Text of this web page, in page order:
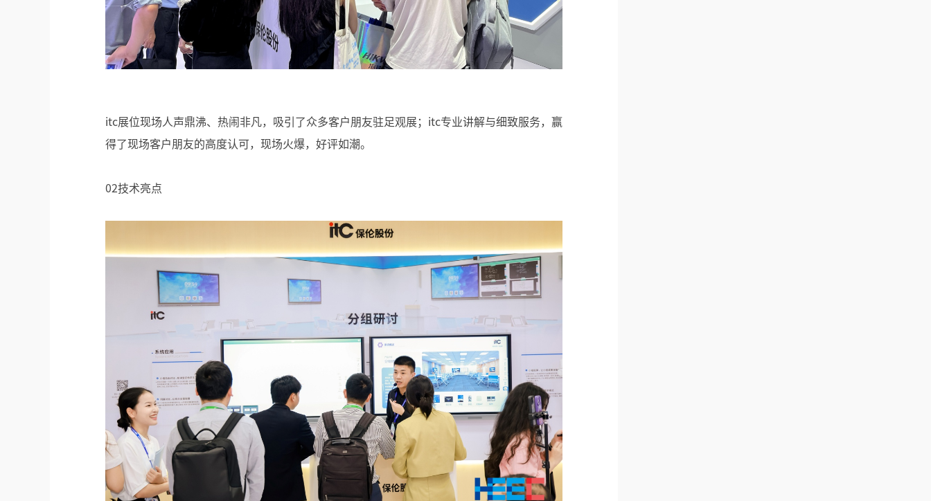
itc展位现场人声鼎沸、热闹非凡，吸引了众多客户朋友驻足观展；itc专业讲解与细致服务，赢
得了现场客户朋友的高度认可，现场火爆，好评如潮。
02技术亮点